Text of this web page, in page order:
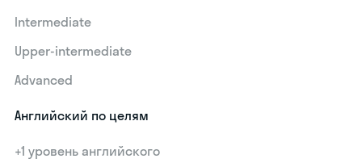
Intermediate
Upper-intermediate
Advanced
Английский по целям
+1 уровень английского